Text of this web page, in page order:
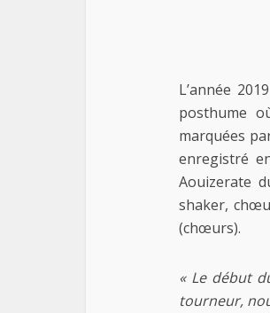
L’année
posthume
marquées
enregistré
Aouizerate
shaker,
(chœurs).
« Le début
tourneur,